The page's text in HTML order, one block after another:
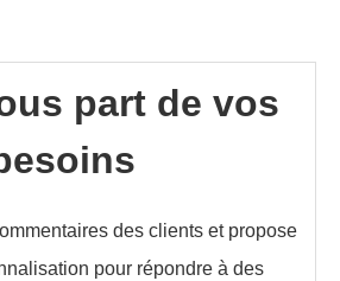
part de vos
des clients et propose
pour répondre à des